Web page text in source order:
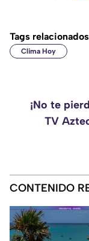
Tags relacionados
Clima Hoy
¡No te
TV
CONTENIDO